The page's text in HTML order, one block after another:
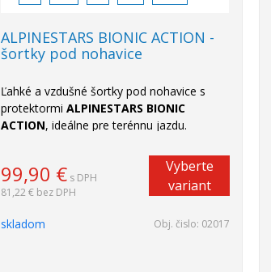
ALPINESTARS BIONIC ACTION -
šortky pod nohavice
Ľahké a vzdušné šortky pod nohavice s
protektormiALPINESTARS BIONIC
ACTION, ideálne pre terénnu jazdu.
99,90 € s DPH
81,22 € bez DPH
Vyberte
variant
skladom Obj. čislo: 02017